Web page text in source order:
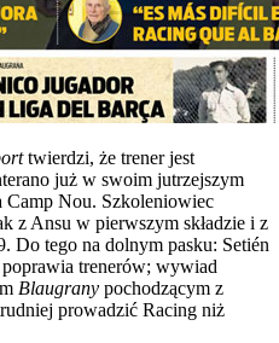
twierdzi, że trener jest
już w swoim jutrzejszym
Camp Nou. Szkoleniowiec
z Ansu w pierwszym składzie i z
Do tego na dolnym pasku: Setién
trenerów; wywiad
Blaugrany pochodzącym z
prowadzić Racing niż